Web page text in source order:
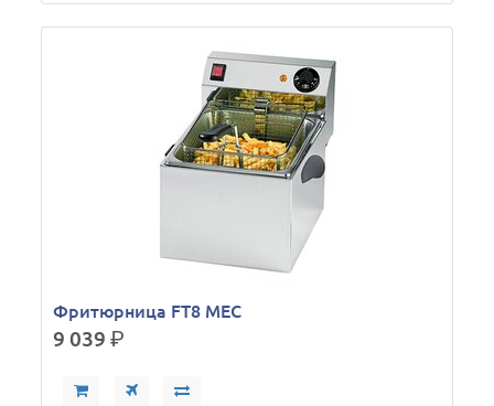
Фритюрница FT8 MEC
9 039р.